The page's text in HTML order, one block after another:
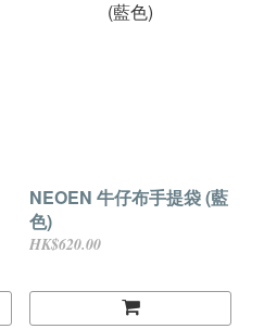
NEOEN 牛仔布手提袋 (藍
色)
HK$620.00